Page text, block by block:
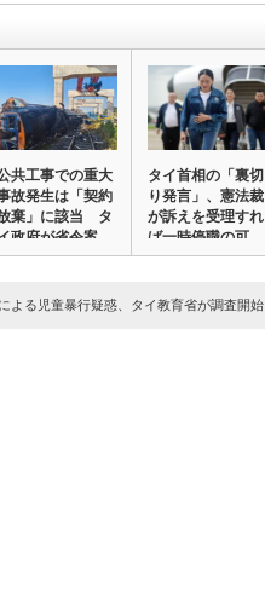
共工事での重大
故発生は「契約
棄」に該当 タ
政府が省令案
…
タイ首相の「裏切
り発言」、憲法裁
が訴えを受理すれ
ば一時停職の可
能…
よる児童暴行疑惑、タイ教育省が調査開始